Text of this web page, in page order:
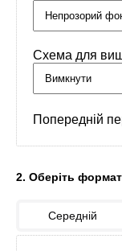
Схема для
Попередній
2. Оберіть
Середній